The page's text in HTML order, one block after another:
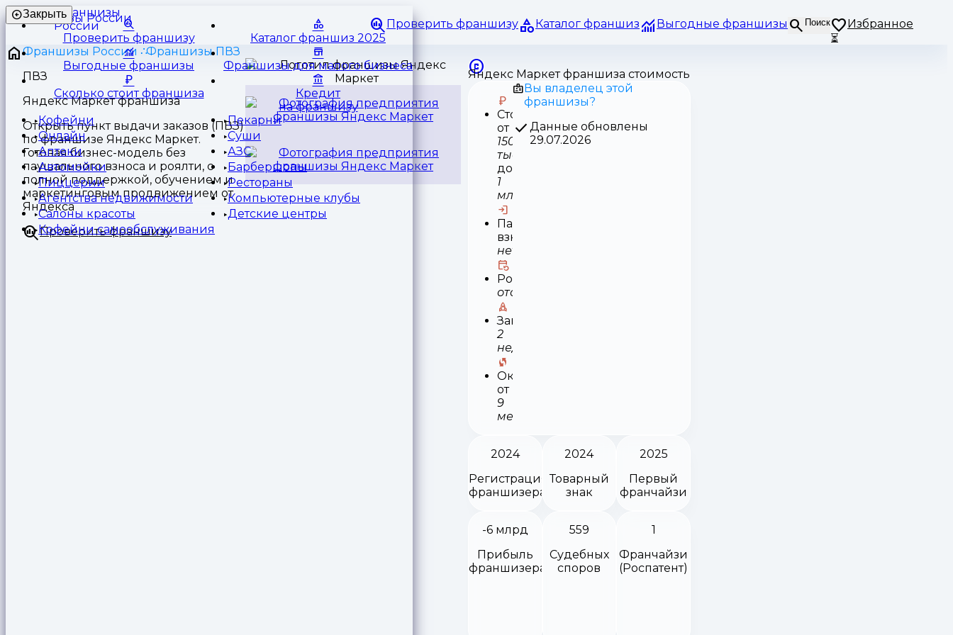
Франшизы
России
Проверить франшизу Каталог франшиз Выгодные франшизы Поиск
Избранное
⏳
Закрыть
Проверить франшизу Каталог франшиз 2025
Выгодные франшизы Франшизы для малого бизнеса
Сколько стоит франшиза
Кредит
на франшизу
Кофейни
Пекарни
Онлайн
Суши
Аптеки
АЗС
Автомойки
Барбершопы
Пиццерии
Рестораны
Агентства недвижимости
Компьютерные клубы
Салоны красоты
Детские центры
Кофейни самообслуживания
Франшизы России
Франшизы ПВЗ
ПВЗ
Яндекс Маркет франшиза
Открыть пункт выдачи заказов (ПВЗ)
по франшизе Яндекс Маркет.
Готовая бизнес-модель без
паушального взноса и роялти, с
полной поддержкой, обучением и
маркетинговым продвижением от
Яндекса
Проверить франшизу
Яндекс Маркет франшиза стоимость
Стоимость
от
150
тыс
до
1
млн
Паушальный
взнос
нет
Роялти
отсутствует
Запуск
2
недели
Окупаемость
от
9
месяцев
Вы владелец этой
франшизы?
Данные обновлены
29.07.2026
2024
Регистрация
франшизера
2024
Товарный
знак
2025
Первый
франчайзи
-6 млрд
Прибыль
франшизера
559
Судебных
споров
1
Франчайзи
(Роспатент)